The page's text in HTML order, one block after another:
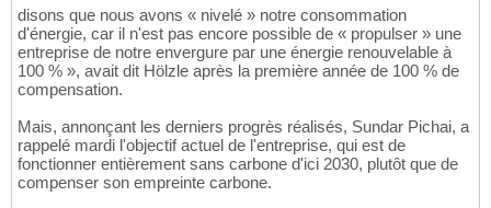
disons que nous avons « nivelé » notre consommation
d'énergie, car il n'est pas encore possible de « propulser » une
entreprise de notre envergure par une énergie renouvelable à
100 % », avait dit Hölzle après la première année de 100 % de
compensation.
Mais, annonçant les derniers progrès réalisés, Sundar Pichai, a
rappelé mardi l'objectif actuel de l'entreprise, qui est de
fonctionner entièrement sans carbone d'ici 2030, plutôt que de
compenser son empreinte carbone.